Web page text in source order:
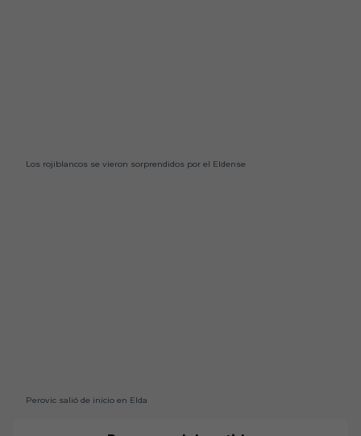
Los rojiblancos se vieron sorprendidos por el Eldense
Perovic salió de inicio en Elda